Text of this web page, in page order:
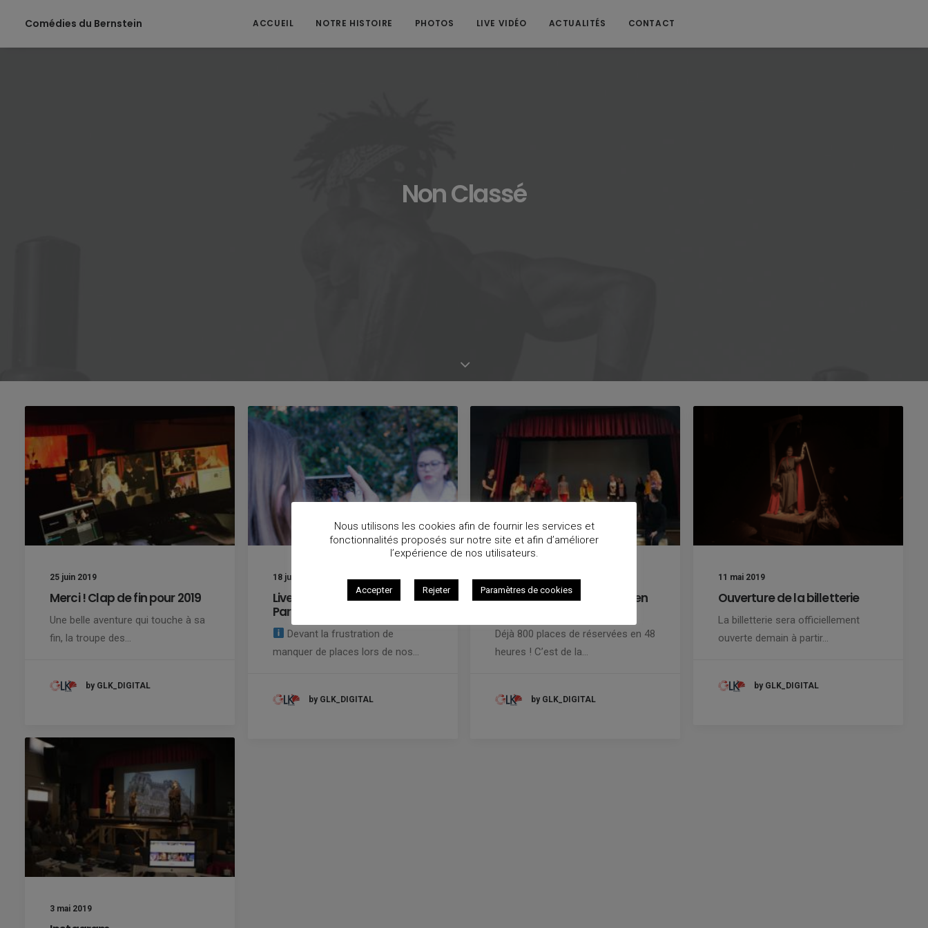
Comédies du Bernstein ACCUEIL NOTRE HISTOIRE PHOTOS LIVE VIDÉO ACTUALITÉS CONTACT
Non Classé
25 juin 2019
Merci ! Clap de fin pour 2019
Une belle aventure qui touche à sa
fin, la troupe des…
by GLK_DIGITAL
18 juin 2019
Live Vidéo – Notre Dame de
Paris
Devant la frustration de
manquer de places lors de nos…
by GLK_DIGITAL
800 places de réservées en
Déjà 800 places de réservées en 48
heures ! C’est de la…
by GLK_DIGITAL
11 mai 2019
Ouverture de la billetterie
La billetterie sera officiellement
ouverte demain à partir…
by GLK_DIGITAL
3 mai 2019
Nous utilisons les cookies afin de fournir les services et
fonctionnalités proposés sur notre site et afin d’améliorer
l’expérience de nos utilisateurs.
Accepter Rejeter Paramètres de cookies